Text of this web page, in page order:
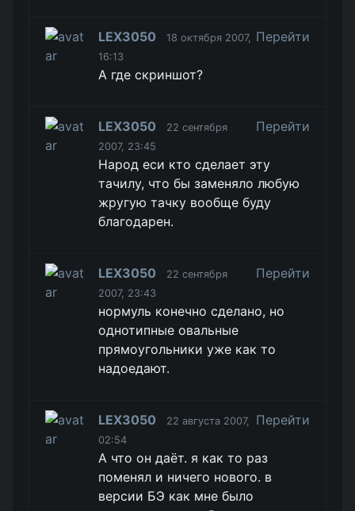
LEX3050
18 октября 2007,
16:13
Перейти
А где скриншот?
LEX3050
22 сентября
2007, 23:45
Перейти
Народ еси кто сделает эту
тачилу, что бы заменяло любую
жругую тачку вообще буду
благодарен.
LEX3050
22 сентября
2007, 23:43
Перейти
нормуль конечно сделано, но
однотипные овальные
прямоугольники уже как то
надоедают.
LEX3050
22 августа 2007,
02:54
Перейти
А что он даёт. я как то раз
поменял и ничего нового. в
версии БЭ как мне было